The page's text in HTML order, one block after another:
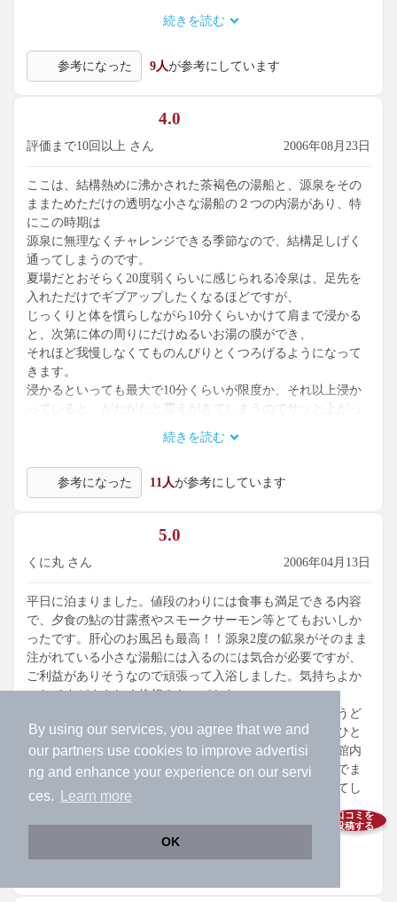
By using our services, you agree that we and
our partners use cookies to improve advertisi
ng and enhance your experience on our servi
ces.
Learn more
OK
口コミを
投稿する
この2つを交互に繰り返し入浴するのが正しい入浴方法らしい
です。
雪交じりの寒い日に行ったのですが
この鉱泉は飲めるのですが酸味があります。
【公式サイト】
http://www.kaminoyu.com/
続きを読む
参考になった 9人が参考にしています
4.0
評価まで10回以上 さん 2006年08月23日
ここは、結構熱めに沸かされた茶褐色の湯船と、源泉をその
ままためただけの透明な小さな湯船の２つの内湯があり、特
にこの時期は
源泉に無理なくチャレンジできる季節なので、結構足しげく
通ってしまうのです。
夏場だとおそらく20度弱くらいに感じられる冷泉は、足先を
入れただけでギブアップしたくなるほどですが、
じっくりと体を慣らしながら10分くらいかけて肩まで浸かる
と、次第に体の周りにだけぬるいお湯の膜ができ、
それほど我慢しなくてものんびりとくつろげるようになって
きます。
浸かるといっても最大で10分くらいが限度か、それ以上浸か
っていると、がたがたと震えがきてしまうのでサッと上がっ
すると真夏の蒸し暑い陽気でも、２～３時間、汗ひとつかく
ことなく、快適に過ごせます。
なので、ここと、八ヶ岳の中腹にある、渋、御殿湯の冷泉
（こちらは加熱すると白濁するお湯）は、私の暑さ対策に欠
湯といわれているだけあって、霊験あらたかなのでしょう。
効果抜群です。
ょう。草津あたりのお湯はレモンに似たすっきりとした酸味
の飲みやすい
口当たりで、以前から、お湯に天然蜂蜜を溶かして温泉レモ
ネードと称して冬場に売れば純自然飲料としてヒットするん
じゃないかと、冗談にしていましたが、毒沢鉱泉のお湯の口
当たりは、すっきりとした酸味の後から、渋さ、エグ味が押
家人には、胃もたれに効くという評判で、ご近所の宿でペッ
トボトル詰めになっている源泉をお土産に買ってこさせられ
宿の方は車の酔い止めにいいらしく、車に乗るときは一杯飲
んでいくそうです（笑）。
なお、こちらで使って茶色に染まったタオルは、白濁するよ
続きを読む
参考になった 11人が参考にしています
5.0
くに丸 さん 2006年04月13日
平日に泊まりました。値段のわりには食事も満足できる内容
で、夕食の鮎の甘露煮やスモークサーモン等とてもおいしか
ったです。肝心のお風呂も最高！！源泉2度の鉱泉がそのまま
注がれている小さな湯船には入るのには気合が必要ですが、
ご利益がありそうなので頑張って入浴しました。気持ちよか
ったですがまさしく修行みたいでした。
また加温してある湯船のほうも湯が赤茶色で温度もちょうど
良く長湯でき大変気持ちいいもので最高でした。難点をひと
つあげるとしたら今回は本館に泊まったのですが部屋や館内
に結構大きな変な虫が出没していました。山のほうなのでま
あこれはご愛嬌かもしれませんが気になる方は気になってし
まうと思います。
でも私的にはトータル的に大変満足できる宿でした。